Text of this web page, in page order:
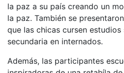
la paz a su país creando un
la paz. También se
que las chicas cursen
secundaria en internados.
Además, las participantes